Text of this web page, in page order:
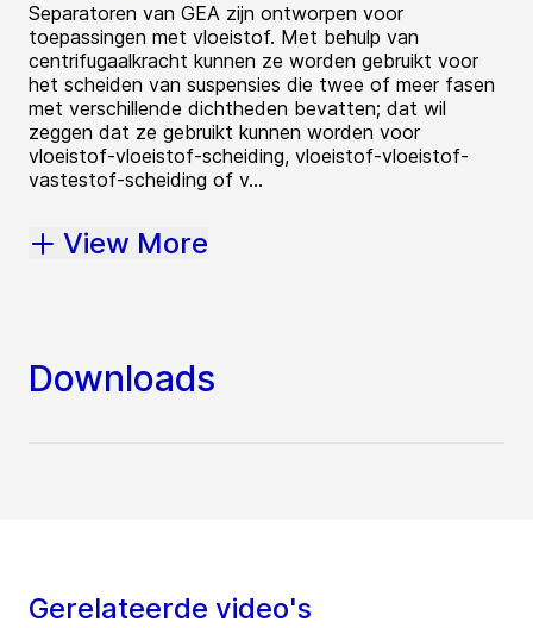
Separatoren van GEA zijn ontworpen voor
toepassingen met vloeistof. Met behulp van
centrifugaalkracht kunnen ze worden gebruikt voor
het scheiden van suspensies die twee of meer fasen
met verschillende dichtheden bevatten; dat wil
zeggen dat ze gebruikt kunnen worden voor
vloeistof-vloeistof-scheiding, vloeistof-vloeistof-
vastestof-scheiding of v...
View More
Downloads
Gerelateerde video's